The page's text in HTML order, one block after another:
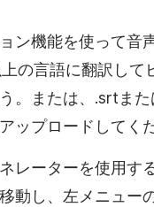
ン機能を使って音
の言語に翻訳して
。または、.srtま
ップロードしてく
レーターを使用す
動し、左メニュー